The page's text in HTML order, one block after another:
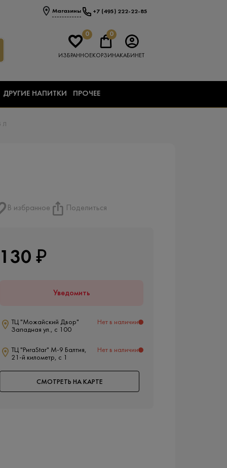
Магазины +7 (495) 222-22-85
0
ИЗБРАННОЕ
0
КОРЗИНАКАБИНЕТ
ДРУГИЕ НАПИТКИ ПРОЧЕЕ
Л
В избранное Поделиться
130 ₽
Уведомить
ТЦ "Можайский Двор"
Западная ул., с 100
Нет в наличии
ТЦ "РигаStar" М-9 Балтия,
21-й километр, с 1
Нет в наличии
СМОТРЕТЬ НА КАРТЕ